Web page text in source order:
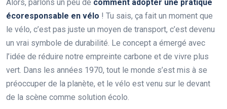
Alors, parlons un peu de comment adopter une pratique
écoresponsable en vélo ! Tu sais, ça fait un moment que
le vélo, c’est pas juste un moyen de transport, c’est devenu
un vrai symbole de durabilité. Le concept a émergé avec
l’idée de réduire notre empreinte carbone et de vivre plus
vert. Dans les années 1970, tout le monde s’est mis à se
préoccuper de la planète, et le vélo est venu sur le devant
de la scène comme solution écolo.